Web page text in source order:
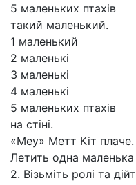
5 маленьких птахів
такий маленький.
1 маленький
2 маленькі
3 маленькі
4 маленькі
5 маленьких птахів
на стіні.
«Меу» Метт Кіт плаче.
Летить одна
2. Візьміть ролі та